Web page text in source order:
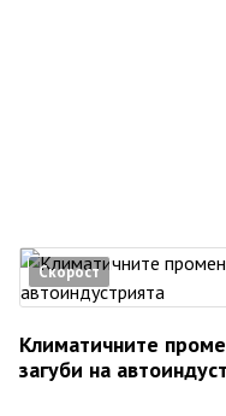
Скорост
Климатичните
загуби на